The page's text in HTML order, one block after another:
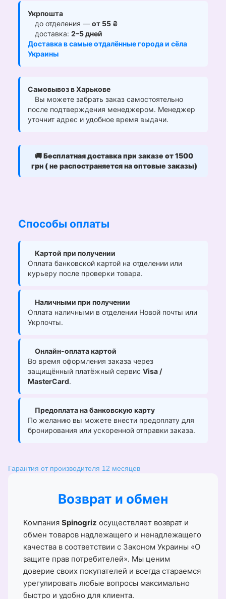
Укрпошта
до отделения — от 55 ₴
доставка: 2–5 дней
Доставка в самые отдалённые города и сёла
Украины
Самовывоз в Харькове
Вы можете забрать заказ самостоятельно
после подтверждения менеджером. Менеджер
уточнит адрес и удобное время выдачи.
🚚Бесплатная доставка при заказе от 1500
грн ( не распостраняется на оптовые заказы)
Способы оплаты
Картой при получении
Оплата банковской картой на отделении или
курьеру после проверки товара.
Наличными при получении
Оплата наличными в отделении Новой почты или
Укрпочты.
Онлайн-оплата картой
Во время оформления заказа через
защищённый платёжный сервис Visa /
MasterCard.
Предоплата на банковскую карту
По желанию вы можете внести предоплату для
бронирования или ускоренной отправки заказа.
Гарантия от производителя 12 месяцев
Возврат и обмен
Компания Spinogriz осуществляет возврат и
обмен товаров надлежащего и ненадлежащего
качества в соответствии с Законом Украины «О
защите прав потребителей». Мы ценим
доверие своих покупателей и всегда стараемся
урегулировать любые вопросы максимально
быстро и удобно для клиента.